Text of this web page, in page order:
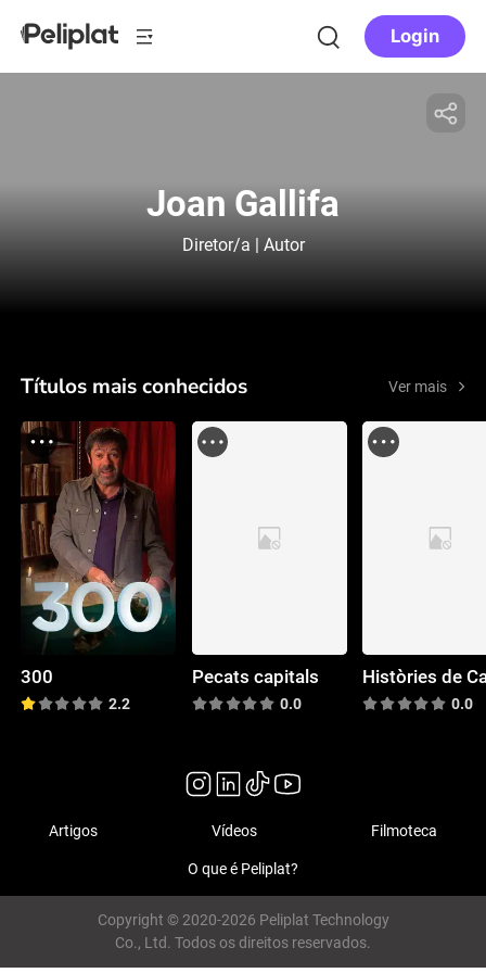
Login
Joan Gallifa
Diretor/a | Autor
Títulos mais conhecidos Ver mais
300
2.2
Pecats capitals
0.0 0.0
Artigos Vídeos Filmoteca
O que é Peliplat?
Copyright © 2020-2026 Peliplat Technology
Co., Ltd. Todos os direitos reservados.